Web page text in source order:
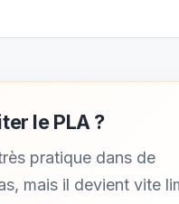
le PLA ?
pratique dans de
mais il devient vite